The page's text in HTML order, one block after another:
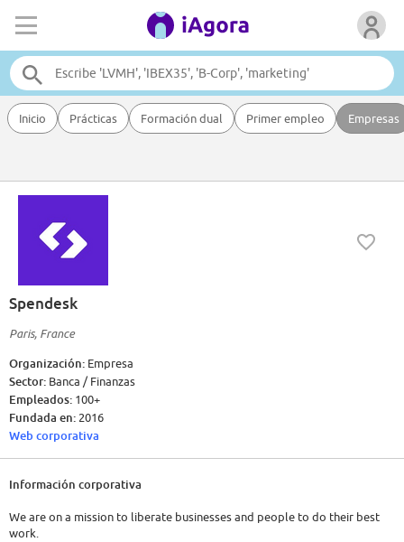
Inicio Prácticas Formación dual Primer empleo Empresas
Spendesk
Paris, France
Organización: Empresa
Sector: Banca / Finanzas
Empleados: 100+
Fundada en: 2016
Web corporativa
Información corporativa
We are on a mission to liberate businesses and people to do their best
work.